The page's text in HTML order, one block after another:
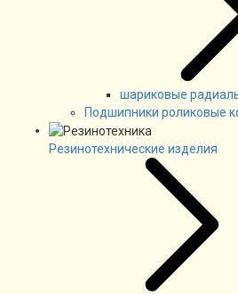
шариковые
Подшипники роликовые
Резинотехнические изделия